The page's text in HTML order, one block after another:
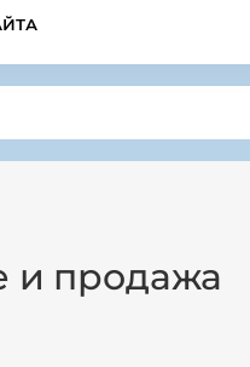
и продажа